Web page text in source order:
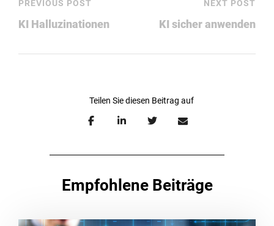
PREVIOUS POST
KI Halluzinationen
NEXT POST
KI sicher anwenden
Empfohlene Beiträge